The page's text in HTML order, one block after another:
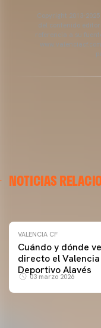
Copyright 2013-
del contenido
referencia a su
NOTICIAS
ENTRENAMIENTO
VALENCIA CF
Cuándo y dónde
directo el Valencia
Deportivo Alavés
03 marzo 2026